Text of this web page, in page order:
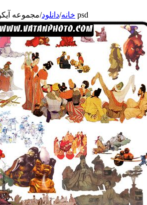
خانه/دانلود/ مجموعه آیکن تصاویر مینیاتور چینی psd